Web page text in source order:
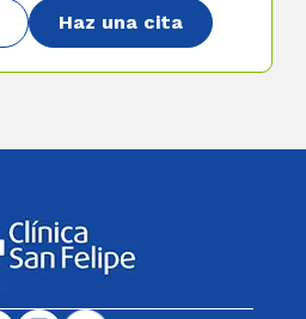
Haz una cita